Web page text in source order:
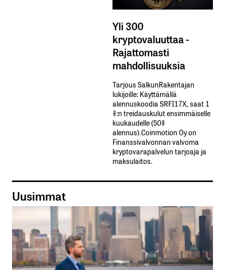
Yli 300
kryptovaluuttaa -
Rajattomasti
mahdollisuuksia
Tarjous SalkunRakentajan
lukijoille: Käyttämällä​ ​
alennuskoodia​ ​SRFI17X,​ ​saat​ ​1
%:n treidauskulut​ ​ensimmäiselle​ ​
kuukaudelle​ ​(50%​ ​
alennus).Coinmotion Oy on
Finanssivalvonnan valvoma
kryptovarapalvelun tarjoaja ja
maksulaitos.
Uusimmat